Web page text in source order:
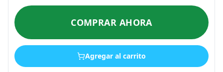
COMPRAR AHORA
Agregar al carrito